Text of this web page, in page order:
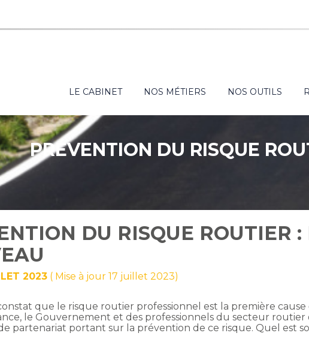
Principal
LE CABINET NOS MÉTIERS NOS OUTILS
PRÉVENTION DU RISQUE
DU RISQUE ROUTIER :
2023 ( Mise à jour 17 juillet 2023)
que le risque routier professionnel est la première
le Gouvernement et des professionnels du secteur routier
partenariat portant sur la prévention de ce risque. Quel est